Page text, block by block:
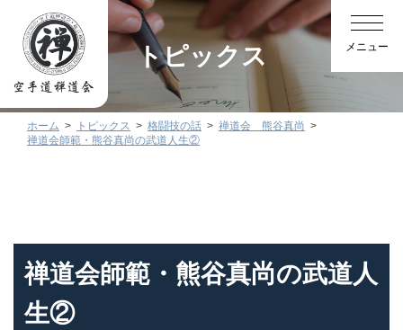
トピックス
ホーム トピックス 格闘技の話
禅道会 熊谷真尚
禅道会師範・熊谷真尚の武道人生②
禅道会師範・熊谷真尚の武道人
生②